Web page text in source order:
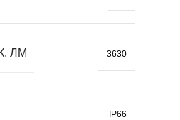
ЛМ 3630
IP66